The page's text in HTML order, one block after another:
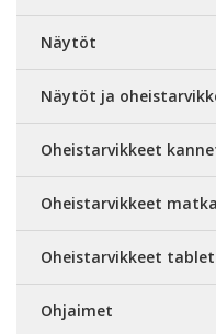
Näytöt
Näytöt ja
Oheistarvikkeet
Oheistarvikkeet
Oheistarvikkeet
Ohjaimet